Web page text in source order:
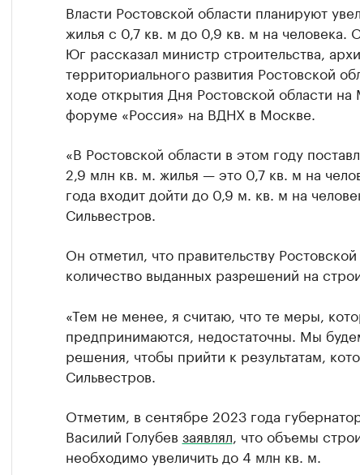
Власти Ростовской области планируют
жилья с 0,7 кв. м до 0,9 кв. м на
Юг рассказал министр строительства,
территориального развития Ростовской
ходе открытия Дня Ростовской области
форуме «Россия» на ВДНХ в Москве.
«В Ростовской области в этом году
2,9 млн кв. м. жилья — это 0,7 кв. м на
года входит дойти до 0,9 м. кв. м на
Сильвестров.
Он отметил, что правительству
количество выданных разрешений на
«Тем не менее, я считаю, что те меры,
предпринимаются, недостаточны. Мы
решения, чтобы прийти к результатам,
Сильвестров.
Отметим, в сентябре 2023 года
Василий Голубев заявлял , что объемы
необходимо увеличить до 4 млн кв. м.